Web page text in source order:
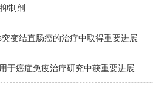
制剂
变结直肠癌的治疗中取得重要进展
于癌症免疫治疗研究中获重要进展